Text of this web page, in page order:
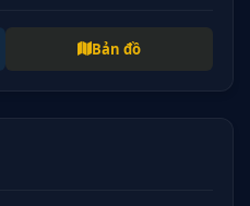
Bản đồ